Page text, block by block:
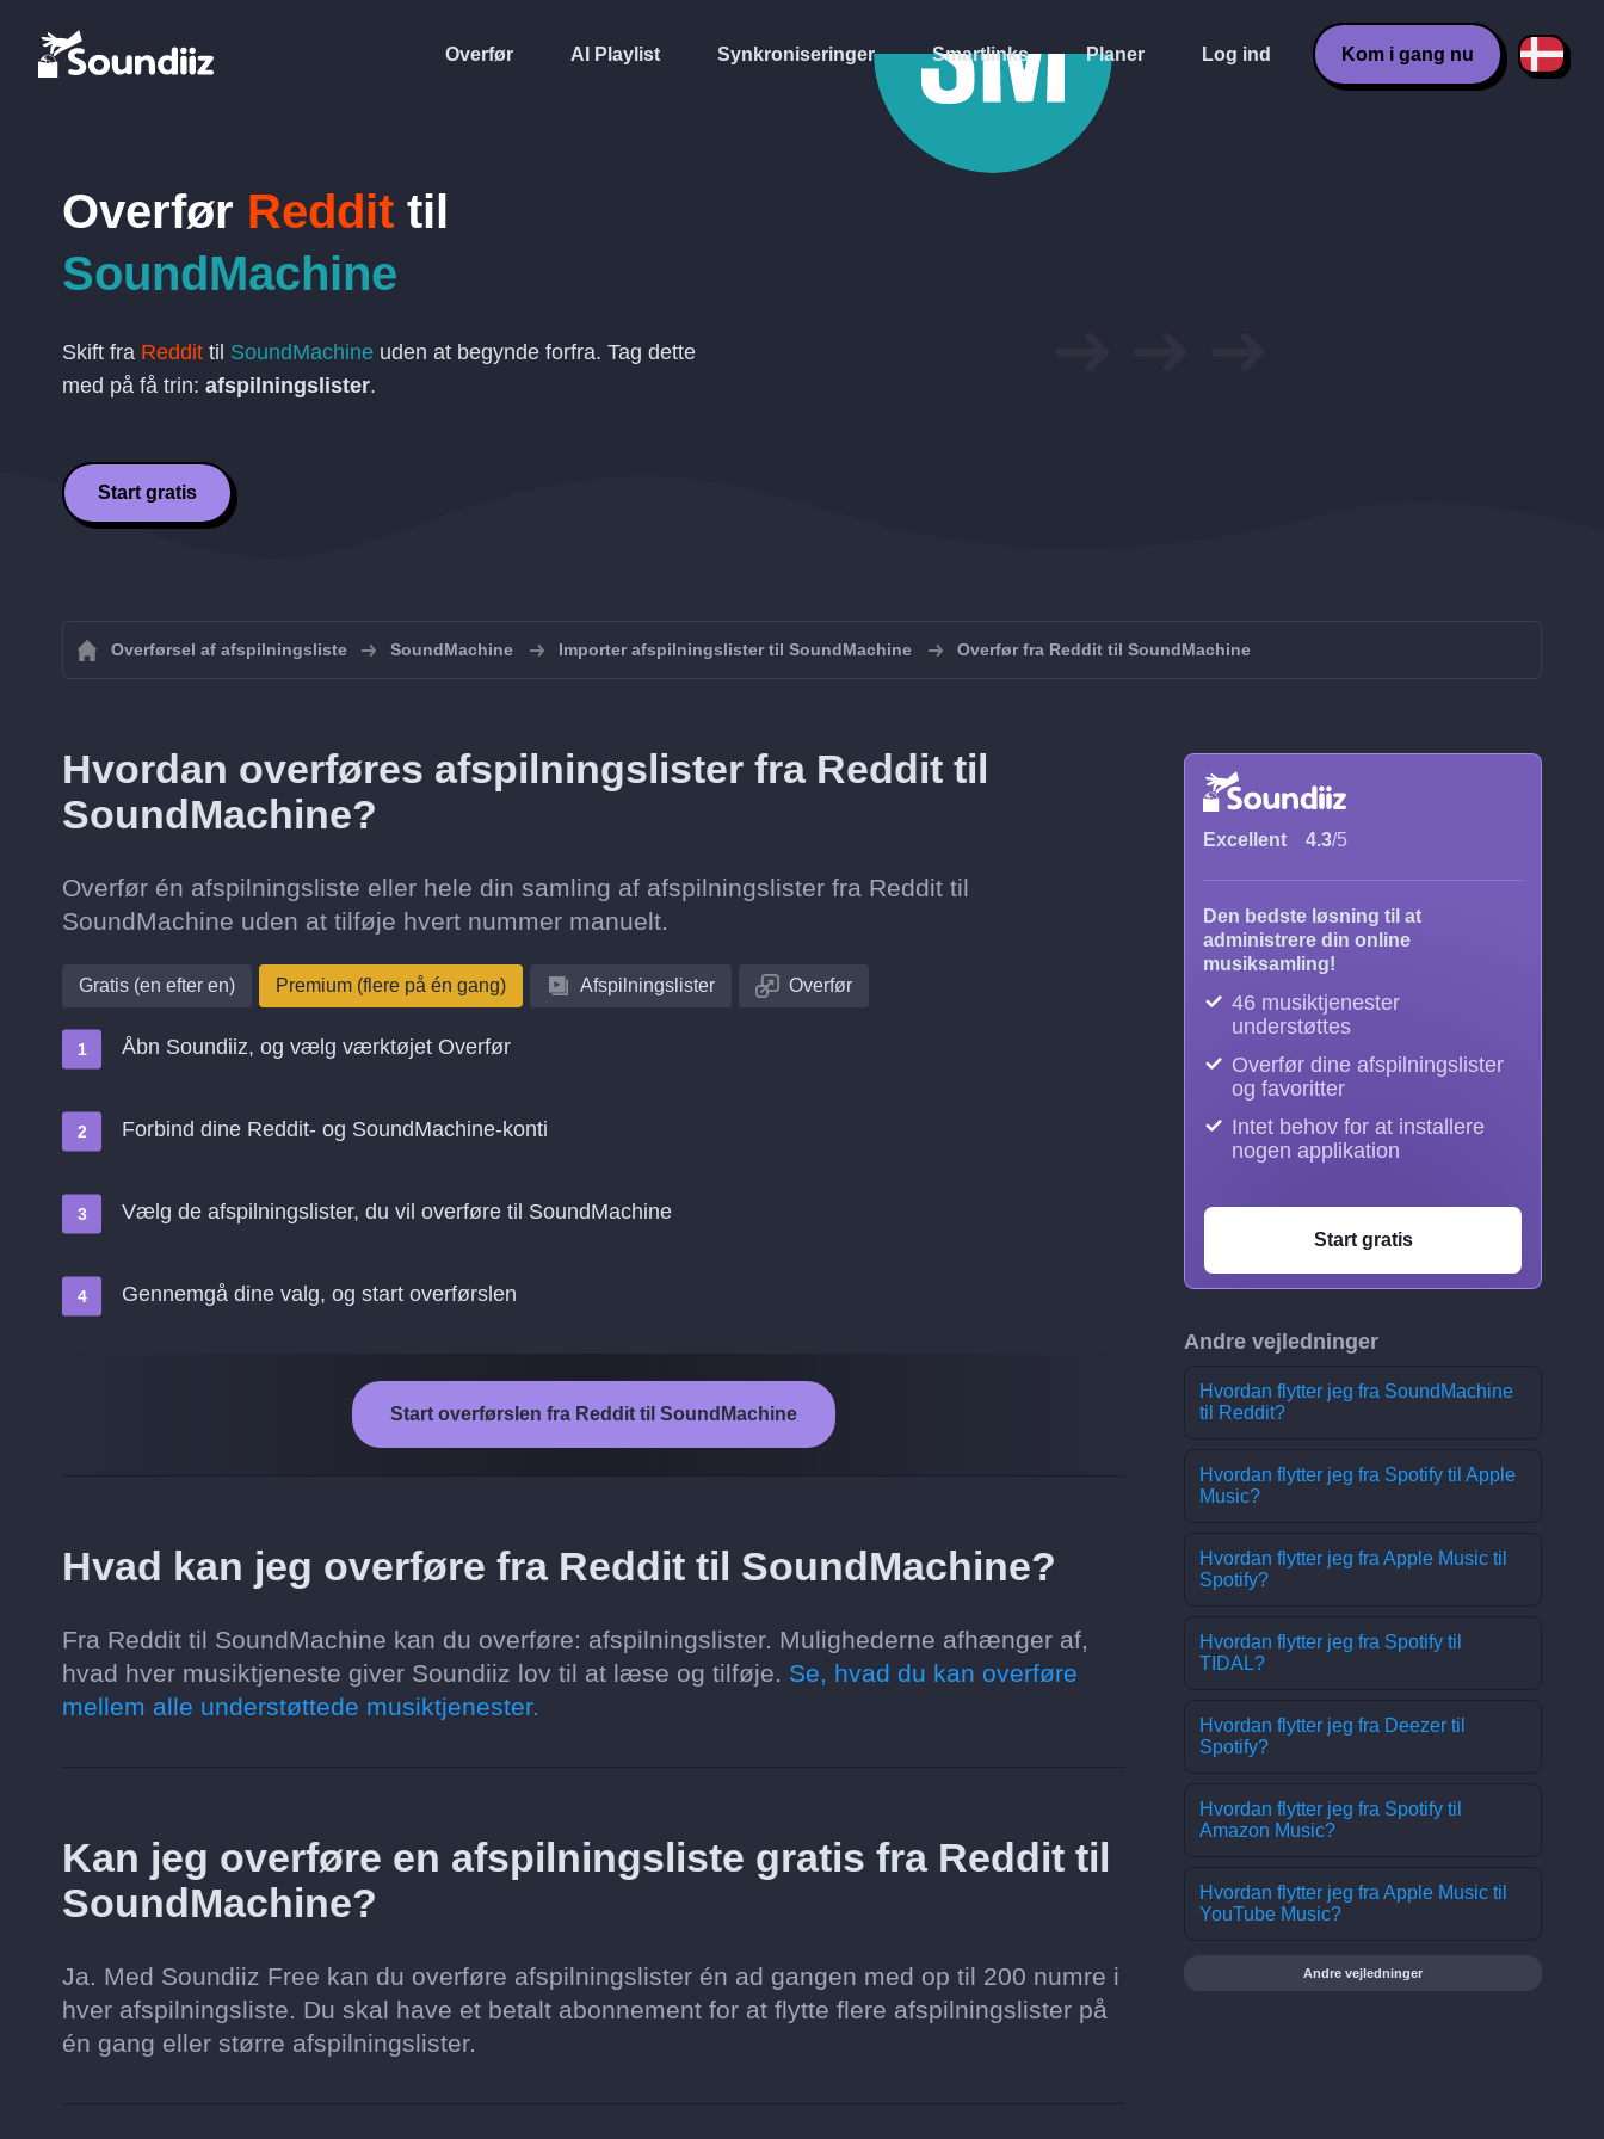
Overfør AI Playlist Synkroniseringer Smartlinks Planer Log ind Kom i gang nu
Overfør Reddit til
SoundMachine
Skift fra Reddit til SoundMachine uden at begynde forfra. Tag dette
med på få trin: afspilningslister.
Start gratis
Overførsel af afspilningsliste SoundMachine Importer afspilningslister til SoundMachine Overfør fra Reddit til SoundMachine
Hvordan overføres afspilningslister fra Reddit til
SoundMachine?
Overfør én afspilningsliste eller hele din samling af afspilningslister fra Reddit til
SoundMachine uden at tilføje hvert nummer manuelt.
Gratis (en efter en) Premium (flere på én gang) Afspilningslister Overfør
Åbn Soundiiz, og vælg værktøjet Overfør
Forbind dine Reddit- og SoundMachine-konti
Vælg de afspilningslister, du vil overføre til SoundMachine
Gennemgå dine valg, og start overførslen
Start overførslen fra Reddit til SoundMachine
Hvad kan jeg overføre fra Reddit til SoundMachine?
Fra Reddit til SoundMachine kan du overføre: afspilningslister. Mulighederne afhænger af,
hvad hver musiktjeneste giver Soundiiz lov til at læse og tilføje. Se, hvad du kan overføre
mellem alle understøttede musiktjenester.
Kan jeg overføre en afspilningsliste gratis fra Reddit til
SoundMachine?
Ja. Med Soundiiz Free kan du overføre afspilningslister én ad gangen med op til 200 numre i
hver afspilningsliste. Du skal have et betalt abonnement for at flytte flere afspilningslister på
én gang eller større afspilningslister.
Excellent 4.3/5
Den bedste løsning til at
administrere din online
musiksamling!
46 musiktjenester
understøttes
Overfør dine afspilningslister
og favoritter
Intet behov for at installere
nogen applikation
Start gratis
Andre vejledninger
Hvordan flytter jeg fra SoundMachine
til Reddit?
Hvordan flytter jeg fra Spotify til Apple
Music?
Hvordan flytter jeg fra Apple Music til
Spotify?
Hvordan flytter jeg fra Spotify til
TIDAL?
Hvordan flytter jeg fra Deezer til
Spotify?
Hvordan flytter jeg fra Spotify til
Amazon Music?
Hvordan flytter jeg fra Apple Music til
YouTube Music?
Andre vejledninger